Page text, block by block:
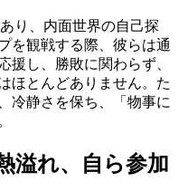
り、内面世界の自己探
を観戦する際、彼らは通
援し、勝敗に関わらず、
ほとんどありません。た
冷静さを保ち、「物事に
溢れ、自ら参加